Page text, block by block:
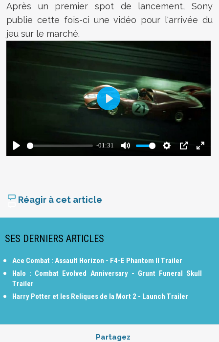
Après un premier spot de lancement, Sony
publie cette fois-ci une vidéo pour l'arrivée du
jeu sur le marché.
Réagir à cet article
SES DERNIERS ARTICLES
Ace Combat : Assault Horizon - F4-E Phantom II Trailer
Halo : Combat Evolved Anniversary - Grunt Funeral Skull
Trailer
Harry Potter et les Reliques de la Mort 2 - Launch Trailer
Partagez